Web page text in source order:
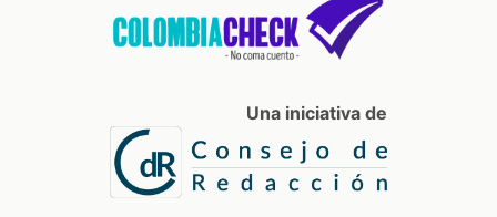
Una iniciativa de